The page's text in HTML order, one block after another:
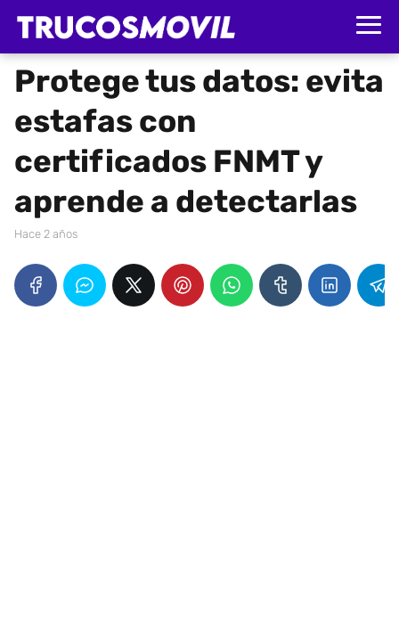
Protege tus datos: evita
estafas con
certificados FNMT y
aprende a detectarlas
hace 2 años